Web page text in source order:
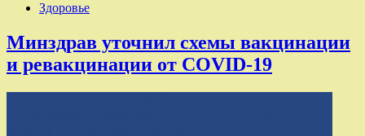
Здоровье
Минздрав уточнил схемы вакцинации
и ревакцинации от COVID-19